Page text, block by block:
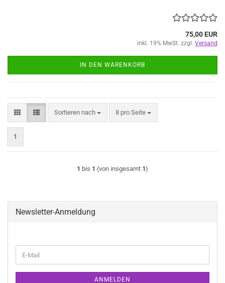
75,00 EUR
inkl. 19% MwSt. zzgl. Versand
IN DEN WARENKORB
Sortieren nach
Sortieren nach 8 pro Seite
pro Seite
1
1 bis 1 (von insgesamt 1)
Newsletter-Anmeldung
ZUR
E-
Mail
ANMELDEN